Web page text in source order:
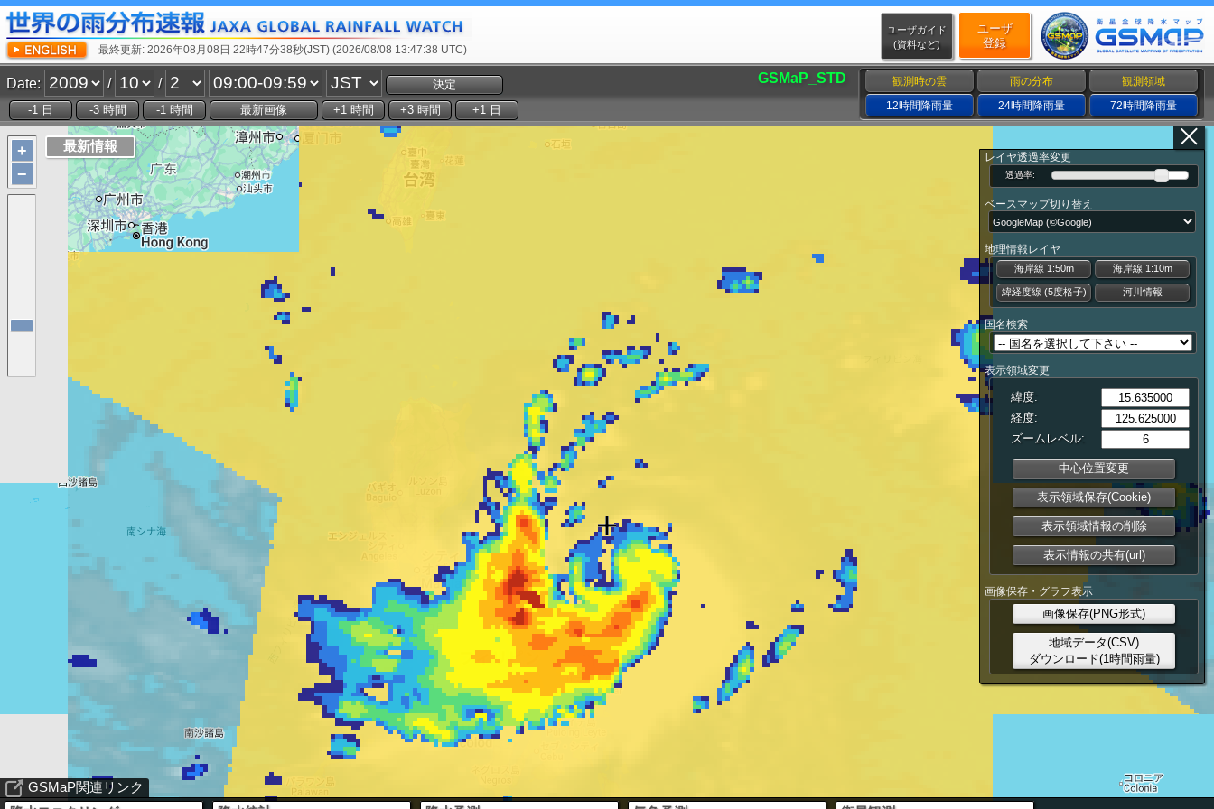
ユーザガイド
(資料など)
ユーザ
登録
最終更新: 2026年08月08日 22時47分38秒(JST) (2026/08/08 13:47:38 UTC)
Date: / / GSMaP_STD 観測時の雲 雨の分布
観測領域
12時間降雨量
24時間降雨量 72時間降雨量
レイヤ透過率変更
透過率:
ベースマップ切り替え
地理情報レイヤ
海岸線 1:50m 海岸線 1:10m
緯経度線 (5度格子) 河川情報
国名検索
表示領域変更
緯度:
経度:
ズームレベル:
中心位置変更
表示領域保存(Cookie)
表示領域情報の削除
表示情報の共有(url)
画像保存・グラフ表示
画像保存(PNG形式)
地域データ(CSV)
ダウンロード(1時間雨量)
+
−
GSMaP関連リンク